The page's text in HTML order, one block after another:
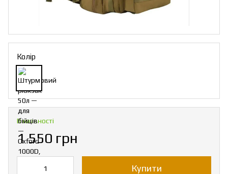
Колір
В наявності
1 550 грн
Купити